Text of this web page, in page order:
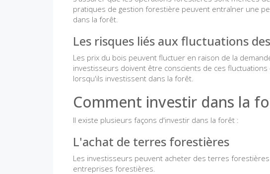
pratiques de gestion forestière peuvent entraîner une
dans la forêt.
Les risques liés aux fluctuations
Les prix du bois peuvent fluctuer en raison de la
investisseurs doivent être conscients de ces
lorsqu'ils investissent dans la forêt.
Comment investir dans la
Il existe plusieurs façons d'investir dans la forêt :
L'achat de terres forestières
Les investisseurs peuvent acheter des terres
entreprises forestières.